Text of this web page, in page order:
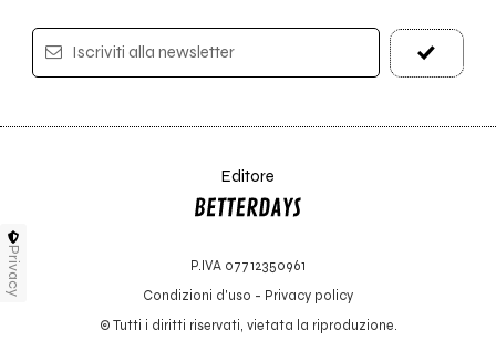
Iscriviti alla newsletter
Editore
P.IVA 07712350961
Condizioni d'uso - Privacy policy
© Tutti i diritti riservati, vietata la riproduzione.
Privacy